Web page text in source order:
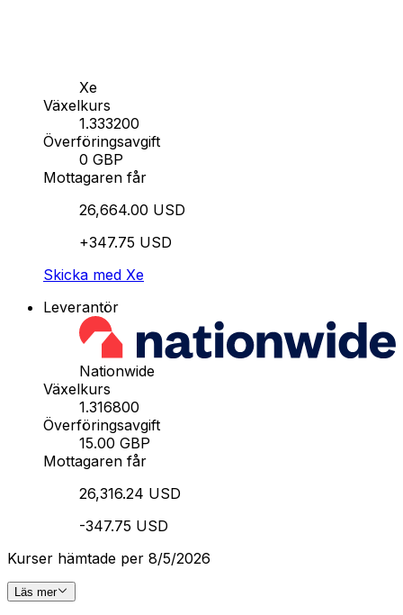
Xe
Växelkurs
1.333200
Överföringsavgift
0 GBP
Mottagaren får
26,664.00 USD
+347.75 USD
Skicka med Xe
Leverantör
Nationwide
Växelkurs
1.316800
Överföringsavgift
15.00 GBP
Mottagaren får
26,316.24 USD
-347.75 USD
Kurser hämtade per 8/5/2026
Läs mer